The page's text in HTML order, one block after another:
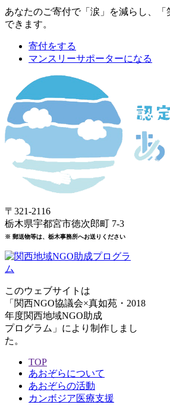
あなたのご寄付で「涙」を減らし、
できます。
寄付をする
マンスリーサポーターになる
〒321-2116
栃木県宇都宮市徳次郎町 7-3
※ 郵送物等は、栃木事務所へお送りください
このウェブサイトは
「関西NGO協議会×真如苑・2018
年度関西地域NGO助成
プログラム」により制作しまし
た。
TOP
あおぞらについて
あおぞらの活動
カンボジア医療支援